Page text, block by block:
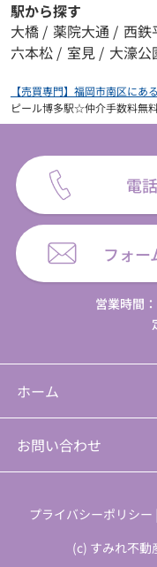
駅から探す
大橋 / 薬院大通 / 西鉄
六本松 / 室見 / 大濠公
【売買専門】福岡市南区に
ピール博多駅☆仲介手数料無
電
フォー
営業時間：
ホーム
お問い合わせ
プライバシーポリシー
(c) すみれ不